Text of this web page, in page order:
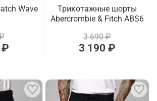
Wave
₽
Трикотажные шорты
Abercrombie & Fitch ABS6
3 690 ₽
3 190 ₽